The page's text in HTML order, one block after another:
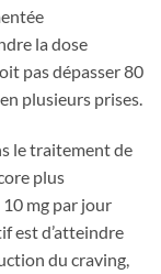
la dose
pas dépasser 80
plusieurs prises.
le traitement de
plus
mg par jour
est d’atteindre
du craving,